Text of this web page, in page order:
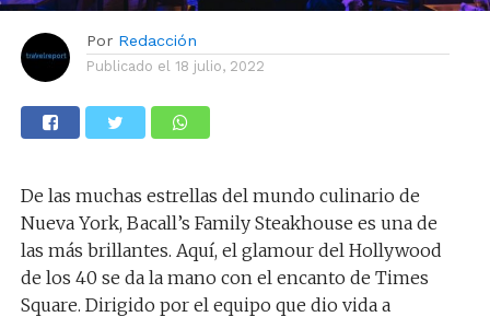
Por Redacción
Publicado el 18 julio, 2022
De las muchas estrellas del mundo culinario de
Nueva York, Bacall’s Family Steakhouse es una de
las más brillantes. Aquí, el glamour del Hollywood
de los 40 se da la mano con el encanto de Times
Square. Dirigido por el equipo que dio vida a